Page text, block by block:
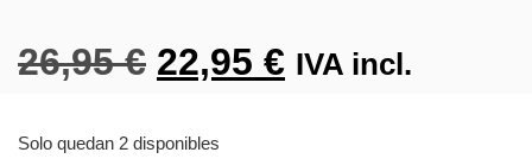
26,95€ 22,95 € IVA incl.
Solo quedan 2 disponibles